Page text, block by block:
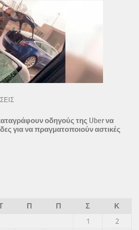
οδηγούς της Uber να
για να πραγματοποιούν αστικές
Π Π Σ
Κ
1
2